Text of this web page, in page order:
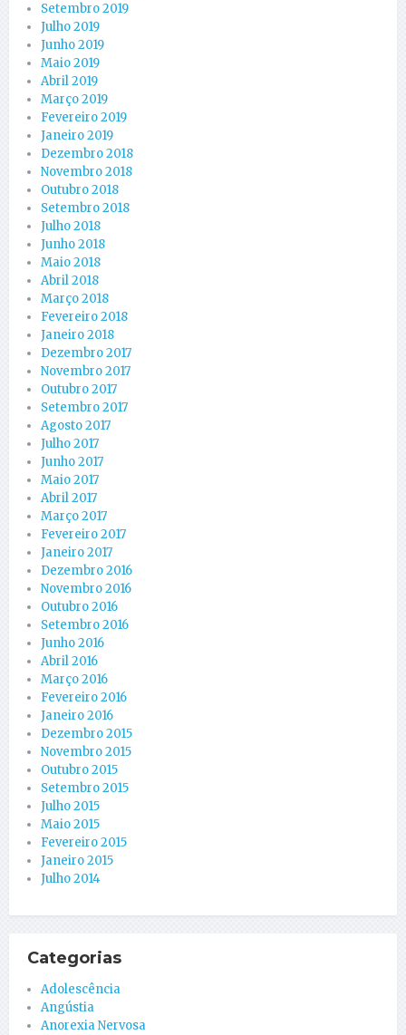
Setembro 2019
Julho 2019
Junho 2019
Maio 2019
Abril 2019
Março 2019
Fevereiro 2019
Janeiro 2019
Dezembro 2018
Novembro 2018
Outubro 2018
Setembro 2018
Julho 2018
Junho 2018
Maio 2018
Abril 2018
Março 2018
Fevereiro 2018
Janeiro 2018
Dezembro 2017
Novembro 2017
Outubro 2017
Setembro 2017
Agosto 2017
Julho 2017
Junho 2017
Maio 2017
Abril 2017
Março 2017
Fevereiro 2017
Janeiro 2017
Dezembro 2016
Novembro 2016
Outubro 2016
Setembro 2016
Junho 2016
Abril 2016
Março 2016
Fevereiro 2016
Janeiro 2016
Dezembro 2015
Novembro 2015
Outubro 2015
Setembro 2015
Julho 2015
Maio 2015
Fevereiro 2015
Janeiro 2015
Julho 2014
Categorias
Adolescência
Angústia
Anorexia Nervosa